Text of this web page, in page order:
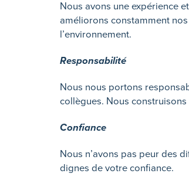
Nous avons une expérience
améliorons constamment
l’environnement.
Responsabilité
Nous nous portons
collègues. Nous
Confiance
Nous n’avons pas peur des
dignes de votre confiance.